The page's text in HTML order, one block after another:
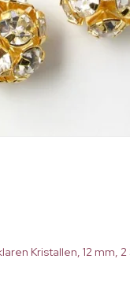
Kristallen, 12 mm, 2